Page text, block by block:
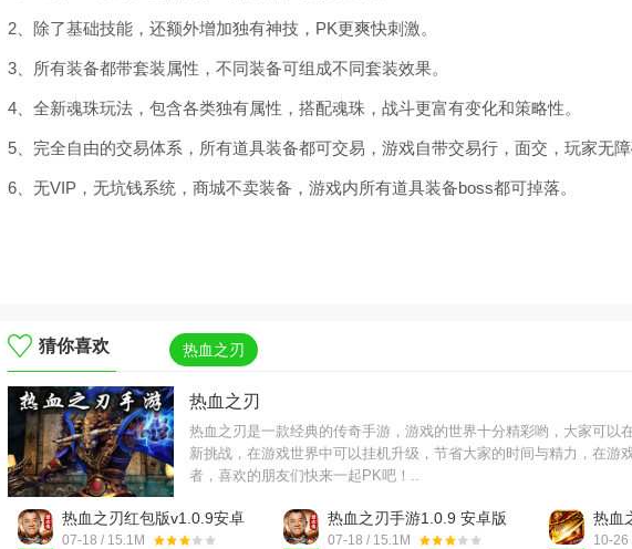
2、除了基础技能，还额外增加独有神技，PK更爽快刺激。
3、所有装备都带套装属性，不同装备可组成不同套装效果。
4、全新魂珠玩法，包含各类独有属性，搭配魂珠，战斗更富有变化和策略性。
5、完全自由的交易体系，所有道具装备都可交易，游戏自带交易行，面交，玩家无障
6、无VIP，无坑钱系统，商城不卖装备，游戏内所有道具装备boss都可掉落。
猜你喜欢 热血之刃
热血之刃
热血之刃是一款经典的传奇手游，游戏的世界十分精彩哟，大家可以
新挑战，在游戏世界中可以挂机升级，节省大家的时间与精力，在游
者，喜欢的朋友们快来一起PK吧！..
热血之刃红包版v1.0.9安卓
版
07-18 / 15.1M
热血之刃手游1.0.9 安卓版
07-18 / 15.1M
热血
10-26